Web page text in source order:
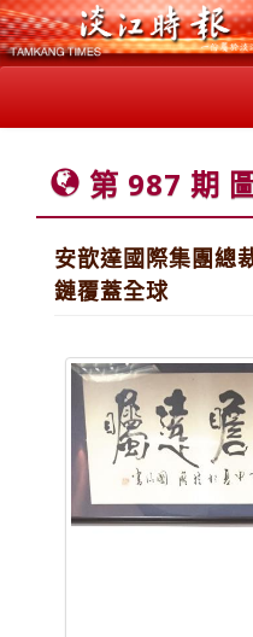
第 987 期
安歆達國際集團總
鏈覆蓋全球